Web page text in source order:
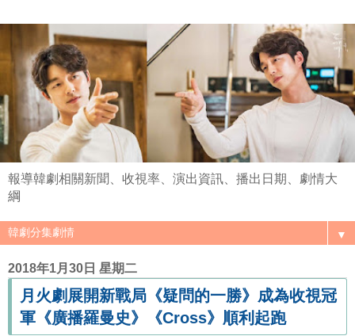
報導韓劇相關新聞、收視率、演出資訊、播出日期、劇情大
綱
▼
2018年1月30日 星期二
月火劇展開新戰局《疑問的一勝》成為收視冠
軍《廣播羅曼史》《Cross》順利起跑